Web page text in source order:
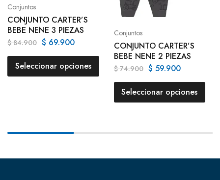
Conjuntos
CONJUNTO CARTER’S
BEBE NENE 3 PIEZAS
$84.900 $ 69.900
Seleccionar opciones
Conjuntos
CONJUNTO CARTER’S
BEBE NENE 2 PIEZAS
$74.900 $ 59.900
Seleccionar opciones